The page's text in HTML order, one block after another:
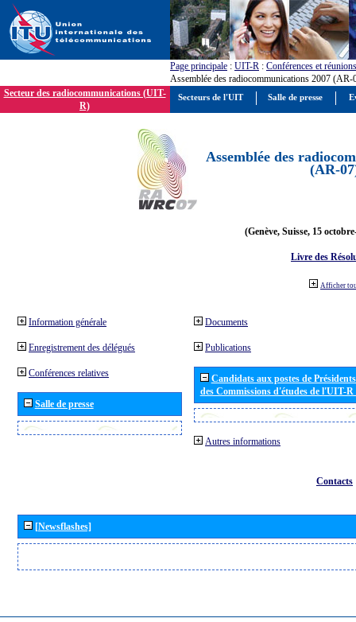
Page principale : UIT-R : Conférences et réunions
Assemblée des radiocommunications 2007 (AR-
Secteur des radiocommunications (UIT-
R)
Assemblée des
(AR-
(Genève, Suisse, 15
Livre des
Afficher
Information générale
Enregistrement des délégués
Conférences relatives
Salle de presse
Documents
Publications
Candidats aux postes de
des Commissions d'études de l'UIT-
Autres informations
Contacts
[Newsflashes]
Secteurs de l'UIT Salle de presse